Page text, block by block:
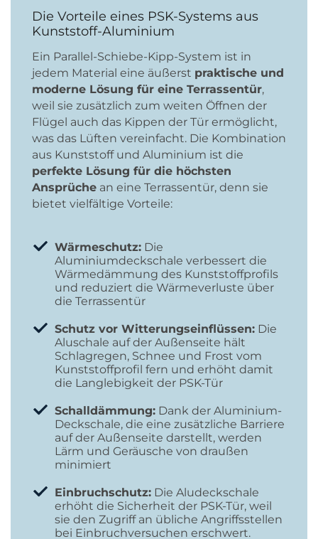
Die Vorteile eines PSK-Systems aus
Kunststoff-Aluminium
Ein Parallel-Schiebe-Kipp-System ist in
jedem Material eine äußerst praktische und
moderne Lösung für eine Terrassentür,
weil sie zusätzlich zum weiten Öffnen der
Flügel auch das Kippen der Tür ermöglicht,
was das Lüften vereinfacht. Die Kombination
aus Kunststoff und Aluminium ist die
perfekte Lösung für die höchsten
Ansprüche an eine Terrassentür, denn sie
bietet vielfältige Vorteile:
Wärmeschutz: Die
Aluminiumdeckschale verbessert die
Wärmedämmung des Kunststoffprofils
und reduziert die Wärmeverluste über
die Terrassentür
Schutz vor Witterungseinflüssen: Die
Aluschale auf der Außenseite hält
Schlagregen, Schnee und Frost vom
Kunststoffprofil fern und erhöht damit
die Langlebigkeit der PSK-Tür
Schalldämmung: Dank der Aluminium-
Deckschale, die eine zusätzliche Barriere
auf der Außenseite darstellt, werden
Lärm und Geräusche von draußen
minimiert
Einbruchschutz: Die Aludeckschale
erhöht die Sicherheit der PSK-Tür, weil
sie den Zugriff an übliche Angriffsstellen
bei Einbruchversuchen erschwert.